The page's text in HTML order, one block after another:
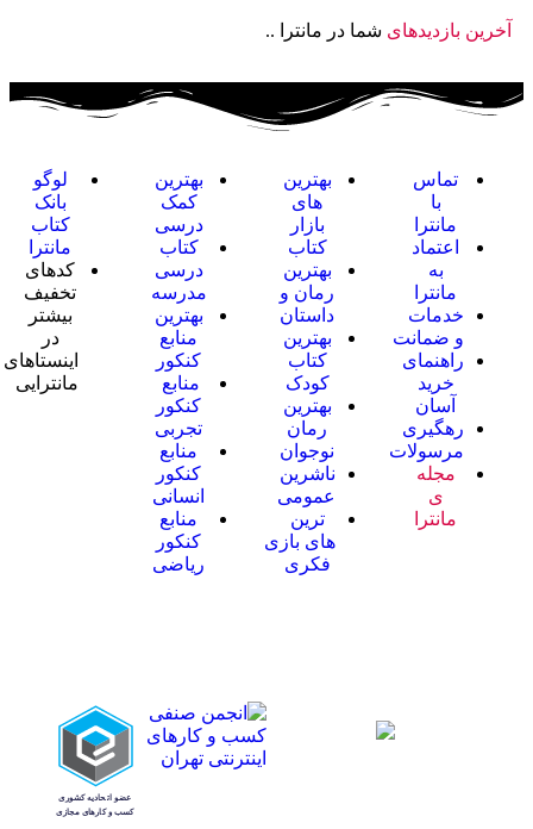
آخرین بازدیدهای شما در مانترا ..
تماس
با
مانترا
اعتماد
به
مانترا
خدمات
و ضمانت
راهنمای
خرید
آسان
رهگیری
مرسولات
مجله
ی
مانترا
بهترین
های
بازار
کتاب
بهترین
رمان و
داستان
بهترین
کتاب
کودک
بهترین
رمان
نوجوان
ناشرین
عمومی
ترین
های بازی
فکری
بهترین
کمک
درسی
کتاب
درسی
مدرسه
بهترین
منابع
کنکور
منابع
کنکور
تجربی
منابع
کنکور
انسانی
منابع
کنکور
ریاضی
لوگو
بانک
کتاب
مانترا
کدهای
تخفیف
بیشتر
در
اینستاهای
مانترایی